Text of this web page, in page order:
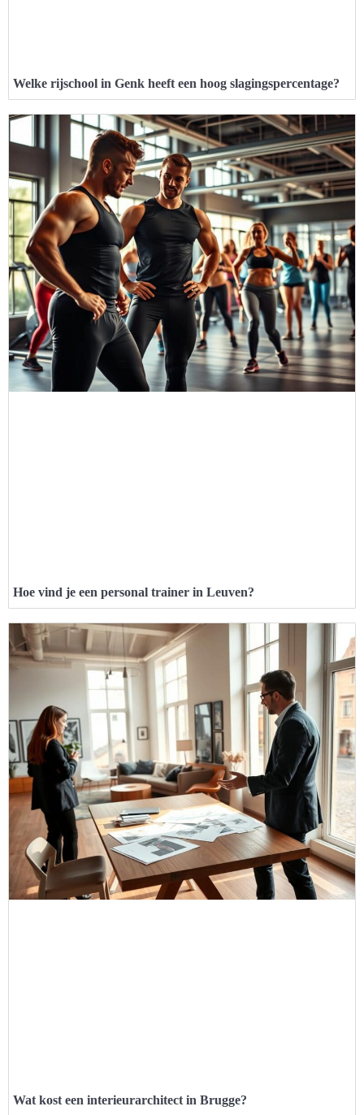
Welke rijschool in Genk heeft een hoog slagingspercentage?
Hoe vind je een personal trainer in Leuven?
Wat kost een interieurarchitect in Brugge?